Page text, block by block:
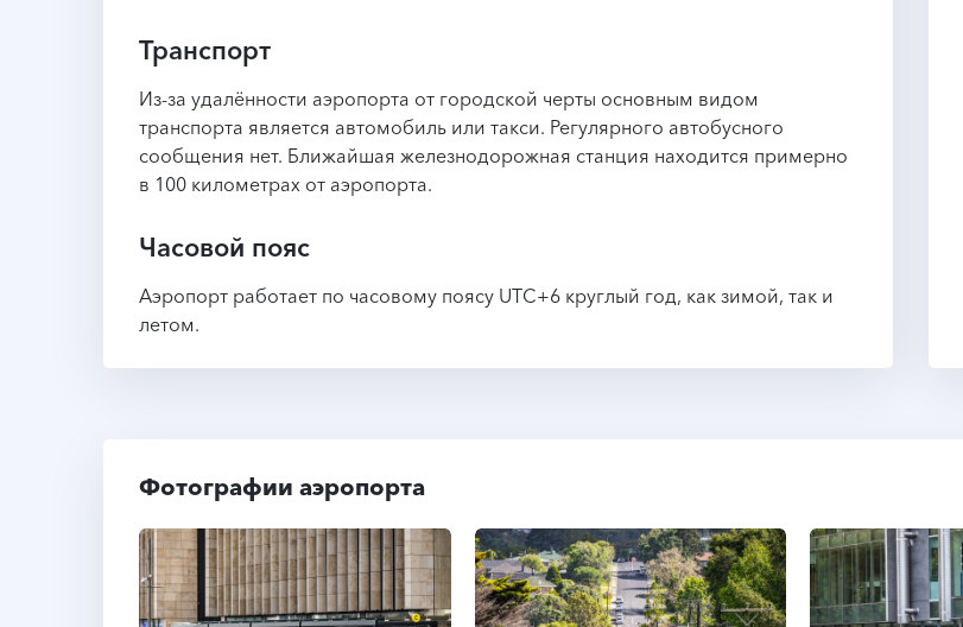
Транспорт
Из-за удалённости аэропорта от городской черты основным видом
транспорта является автомобиль или такси. Регулярного автобусного
сообщения нет. Ближайшая железнодорожная станция находится примерно
в 100 километрах от аэропорта.
Часовой пояс
Аэропорт работает по часовому поясу UTC+6 круглый год, как зимой, так и
летом.
Фотографии аэропорта